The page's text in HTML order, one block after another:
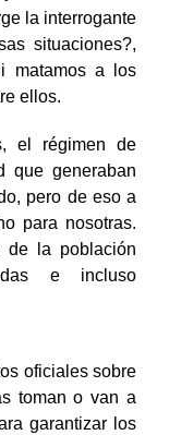
la interrogante
situaciones?,
matamos a los
ellos.
el régimen de
que generaban
pero de eso a
para nosotras.
de la población
e incluso
oficiales sobre
toman o van a
garantizar los